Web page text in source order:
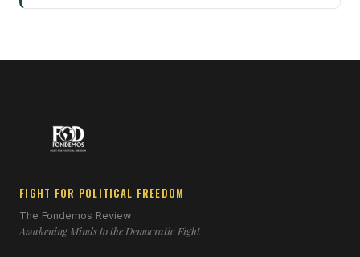
FIGHT FOR POLITICAL FREEDOM
The Fondemos Review
Awakening Minds to the Democratic Fight